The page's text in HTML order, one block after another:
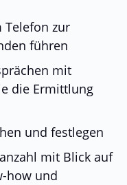
Telefon zur
führen
mit
die Ermittlung
und festlegen
mit Blick auf
how und